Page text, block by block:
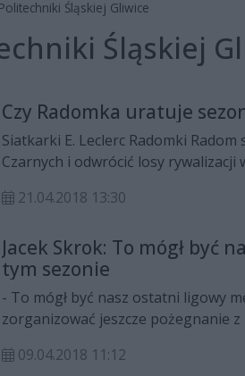
Śląskiej Gliwice
Śląskiej
Czy Radomka uratuje
Siatkarki E. Leclerc Radomki
Czarnych i odwrócić losy rywalizacji
21.04.2018 13:30
Jacek Skrok: To mógł być
tym sezonie
- To mógł być nasz ostatni ligowy
zorganizować jeszcze pożegnanie z
zespołu nad KŚ AZS-em Politechniki
09.04.2018 11:12